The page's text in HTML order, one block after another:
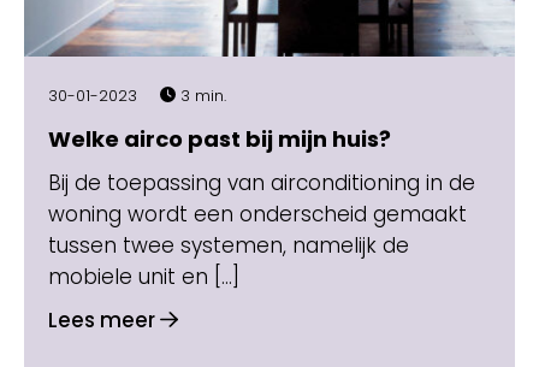
30-01-2023 3 min.
Welke airco past bij mijn huis?
Bij de toepassing van airconditioning in de
woning wordt een onderscheid gemaakt
tussen twee systemen, namelijk de
mobiele unit en […]
Lees meer